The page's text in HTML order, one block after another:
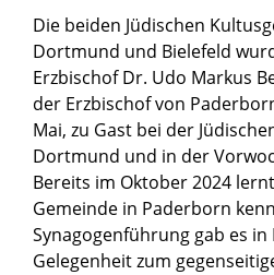
Die beiden Jüdischen
Dortmund und Bielefeld
Erzbischof Dr. Udo Markus
der Erzbischof von
Mai, zu Gast bei der
Dortmund und in der
Bereits im Oktober 2024
Gemeinde in Paderborn
Synagogenführung gab es
Gelegenheit zum